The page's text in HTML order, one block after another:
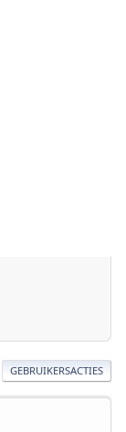
GEBRUIKERSACTIES